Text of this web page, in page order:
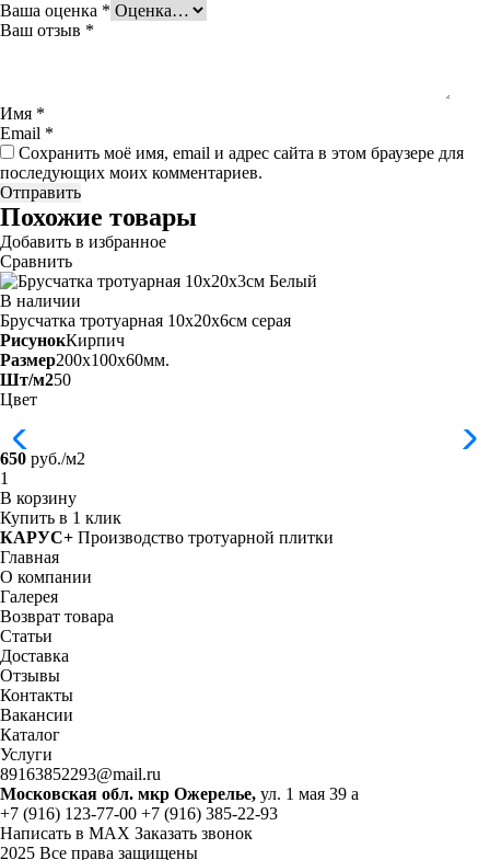
Ваша оценка *
Ваш отзыв *
Имя *
Email *
Сохранить моё имя, email и адрес сайта в этом браузере для
последующих моих комментариев.
Похожие товары
Добавить в избранное
Сравнить
В наличии
Брусчатка тротуарная 10х20х6см серая
РисунокКирпич
Размер200x100x60мм.
Шт/м250
Цвет
650 руб./м2
В корзину
Купить в 1 клик
КАРУС+ Производство тротуарной плитки
Главная
О компании
Галерея
Возврат товара
Статьи
Доставка
Отзывы
Контакты
Вакансии
Каталог
Услуги
89163852293@mail.ru
Московская обл. мкр Ожерелье, ул. 1 мая 39 а
+7 (916) 123-77-00 +7 (916) 385-22-93
Написать в MAX Заказать звонок
2025 Все права защищены